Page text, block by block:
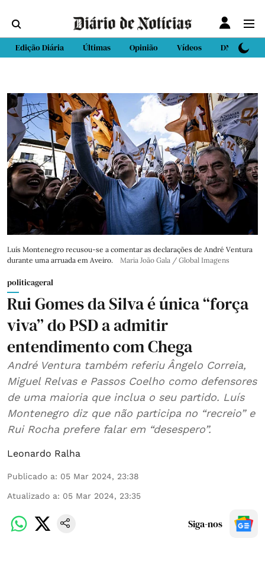
Edição Diária Últimas Opinião Vídeos DN Sport
Luís Montenegro recusou-se a comentar as declarações de André Ventura
durante uma arruada em Aveiro.
Maria João Gala / Global Imagens
politicageral
Rui Gomes da Silva é única “força
viva” do PSD a admitir
entendimento com Chega
André Ventura também referiu Ângelo Correia,
Miguel Relvas e Passos Coelho como defensores
de uma maioria que inclua o seu partido. Luís
Montenegro diz que não participa no “recreio” e
Rui Rocha prefere falar em “desespero”.
Leonardo Ralha
Publicado a: 05 Mar 2024, 23:38
Atualizado a: 05 Mar 2024, 23:35
Siga-nos